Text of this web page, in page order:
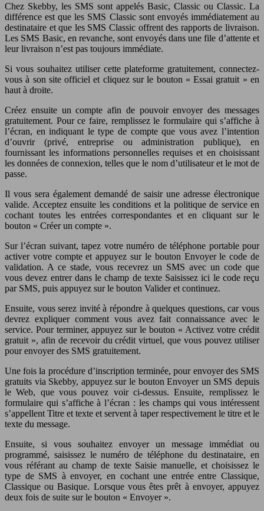
Chez Skebby, les SMS sont appelés Basic, Classic ou Classic. La
différence est que les SMS Classic sont envoyés immédiatement au
destinataire et que les SMS Classic offrent des rapports de livraison.
Les SMS Basic, en revanche, sont envoyés dans une file d’attente et
leur livraison n’est pas toujours immédiate.
Si vous souhaitez utiliser cette plateforme gratuitement, connectez-
vous à son site officiel et cliquez sur le bouton « Essai gratuit » en
haut à droite.
Créez ensuite un compte afin de pouvoir envoyer des messages
gratuitement. Pour ce faire, remplissez le formulaire qui s’affiche à
l’écran, en indiquant le type de compte que vous avez l’intention
d’ouvrir (privé, entreprise ou administration publique), en
fournissant les informations personnelles requises et en choisissant
les données de connexion, telles que le nom d’utilisateur et le mot de
passe.
Il vous sera également demandé de saisir une adresse électronique
valide. Acceptez ensuite les conditions et la politique de service en
cochant toutes les entrées correspondantes et en cliquant sur le
bouton « Créer un compte ».
Sur l’écran suivant, tapez votre numéro de téléphone portable pour
activer votre compte et appuyez sur le bouton Envoyer le code de
validation. A ce stade, vous recevrez un SMS avec un code que
vous devez entrer dans le champ de texte Saisissez ici le code reçu
par SMS, puis appuyez sur le bouton Valider et continuez.
Ensuite, vous serez invité à répondre à quelques questions, car vous
devrez expliquer comment vous avez fait connaissance avec le
service. Pour terminer, appuyez sur le bouton « Activez votre crédit
gratuit », afin de recevoir du crédit virtuel, que vous pouvez utiliser
pour envoyer des SMS gratuitement.
Une fois la procédure d’inscription terminée, pour envoyer des SMS
gratuits via Skebby, appuyez sur le bouton Envoyer un SMS depuis
le Web, que vous pouvez voir ci-dessus. Ensuite, remplissez le
formulaire qui s’affiche à l’écran : les champs qui vous intéressent
s’appellent Titre et texte et servent à taper respectivement le titre et le
texte du message.
Ensuite, si vous souhaitez envoyer un message immédiat ou
programmé, saisissez le numéro de téléphone du destinataire, en
vous référant au champ de texte Saisie manuelle, et choisissez le
type de SMS à envoyer, en cochant une entrée entre Classique,
Classique ou Basique. Lorsque vous êtes prêt à envoyer, appuyez
deux fois de suite sur le bouton « Envoyer ».